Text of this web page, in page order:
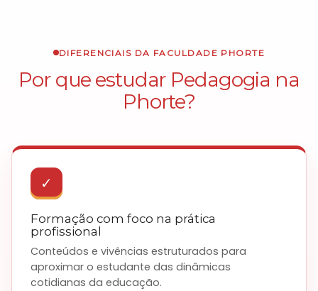
DIFERENCIAIS DA FACULDADE PHORTE
Por que estudar Pedagogia na
Phorte?
✓
Formação com foco na prática
profissional
Conteúdos e vivências estruturados para
aproximar o estudante das dinâmicas
cotidianas da educação.